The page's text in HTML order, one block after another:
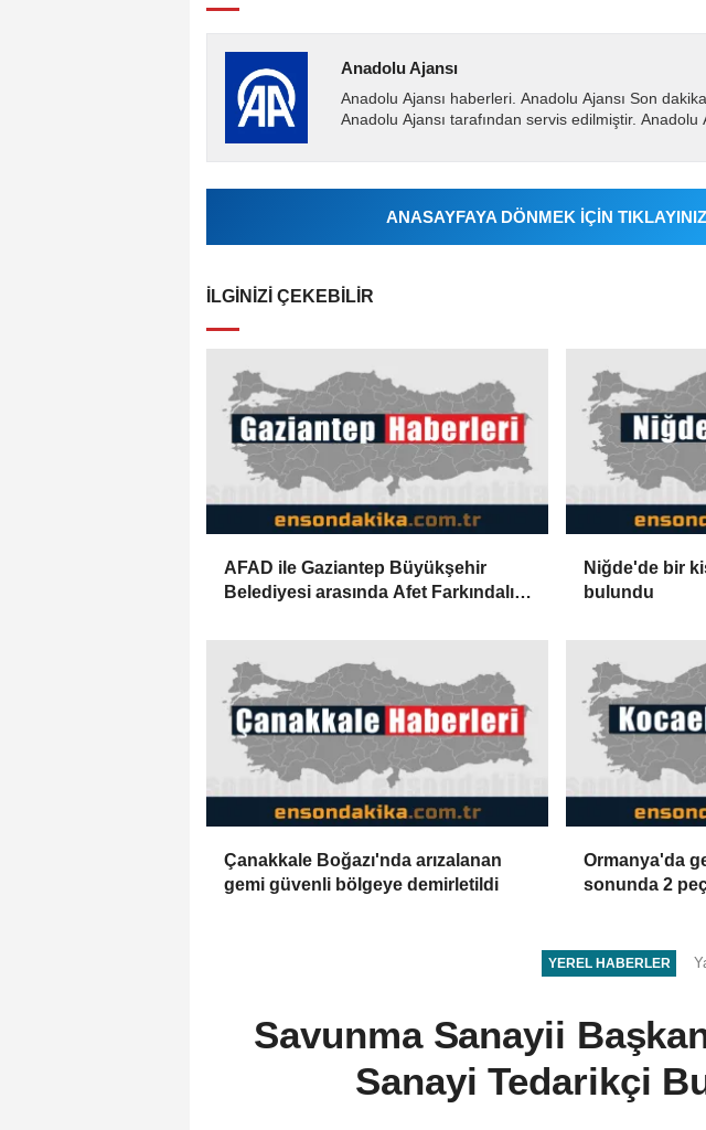
Anadolu Ajansı
Anadolu Ajansı haberleri. Anadolu Ajansı Son
Anadolu Ajansı tarafından servis edilmiştir. Anadolu
ANASAYFAYA DÖNMEK İÇİN TIKLAYINIZ
İLGINIZI ÇEKEBILIR
AFAD ile Gaziantep Büyükşehir
Belediyesi arasında Afet Farkındalık
protokolü
Niğde'de bir
bulundu
Çanakkale Boğazı'nda arızalanan
gemi güvenli bölgeye demirletildi
Ormanya'da
sonunda 2
YEREL HABERLER
Savunma Sanayii
Sanayi Tedarikçi